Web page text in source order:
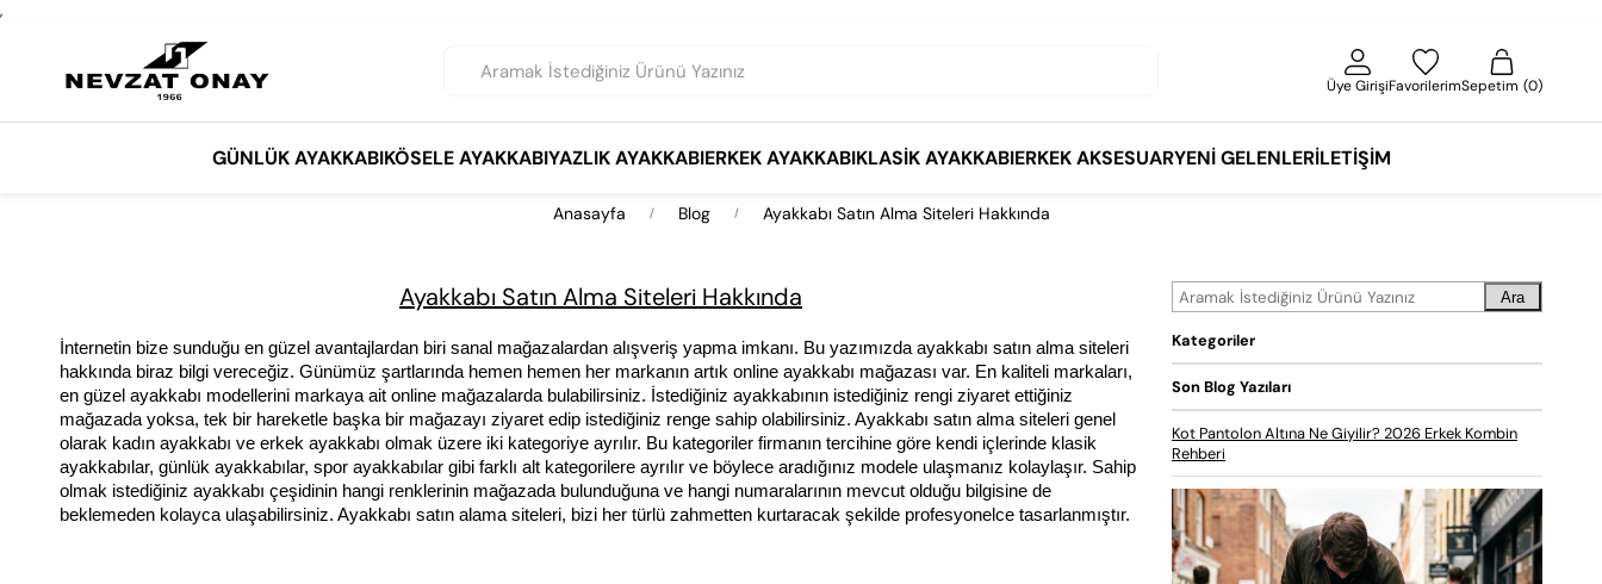
,
Üye GirişiFavorilerimSepetim 0
GÜNLÜK AYAKKABIKÖSELE AYAKKABIYAZLIK AYAKKABIERKEK AYAKKABIKLASIK AYAKKABIERKEK AKSESUARYENI GELENLERİLETIŞIM
Anasayfa Blog Ayakkabı Satın Alma Siteleri Hakkında
Ayakkabı Satın Alma Siteleri Hakkında
İnternetin bize sunduğu en güzel avantajlardan biri sanal mağazalardan alışveriş yapma imkanı. Bu yazımızda ayakkabı satın alma siteleri
hakkında biraz bilgi vereceğiz. Günümüz şartlarında hemen hemen her markanın artık online ayakkabı mağazası var. En kaliteli markaları,
en güzel ayakkabı modellerini markaya ait online mağazalarda bulabilirsiniz. İstediğiniz ayakkabının istediğiniz rengi ziyaret ettiğiniz
mağazada yoksa, tek bir hareketle başka bir mağazayı ziyaret edip istediğiniz renge sahip olabilirsiniz. Ayakkabı satın alma siteleri genel
olarak kadın ayakkabı ve erkek ayakkabı olmak üzere iki kategoriye ayrılır. Bu kategoriler firmanın tercihine göre kendi içlerinde klasik
ayakkabılar, günlük ayakkabılar, spor ayakkabılar gibi farklı alt kategorilere ayrılır ve böylece aradığınız modele ulaşmanız kolaylaşır. Sahip
olmak istediğiniz ayakkabı çeşidinin hangi renklerinin mağazada bulunduğuna ve hangi numaralarının mevcut olduğu bilgisine de
beklemeden kolayca ulaşabilirsiniz. Ayakkabı satın alama siteleri, bizi her türlü zahmetten kurtaracak şekilde profesyonelce tasarlanmıştır.
Ara
Kategoriler
Son Blog Yazıları
Kot Pantolon Altına Ne Giyilir? 2026 Erkek Kombin
Rehberi